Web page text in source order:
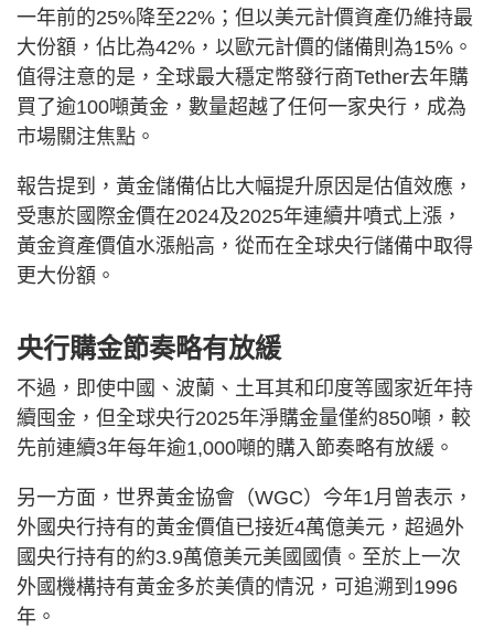
一年前的25%降至22%；但以美元計價資產仍維持最
大份額，佔比為42%，以歐元計價的儲備則為15%。
值得注意的是，全球最大穩定幣發行商Tether去年購
買了逾100噸黃金，數量超越了任何一家央行，成為
市場關注焦點。
報告提到，黃金儲備佔比大幅提升原因是估值效應，
受惠於國際金價在2024及2025年連續井噴式上漲，
黃金資產價值水漲船高，從而在全球央行儲備中取得
更大份額。
央行購金節奏略有放緩
不過，即使中國、波蘭、土耳其和印度等國家近年持
續囤金，但全球央行2025年淨購金量僅約850噸，較
先前連續3年每年逾1,000噸的購入節奏略有放緩。
另一方面，世界黃金協會（WGC）今年1月曾表示，
外國央行持有的黃金價值已接近4萬億美元，超過外
國央行持有的約3.9萬億美元美國國債。至於上一次
外國機構持有黃金多於美債的情況，可追溯到1996
年。